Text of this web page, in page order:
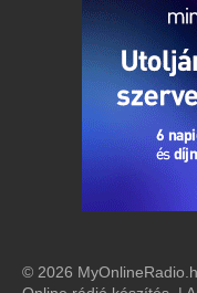
© 2026